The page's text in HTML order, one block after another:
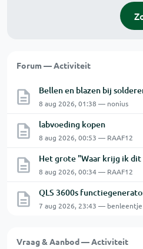
Forum — Activiteit
Bellen en blazen bij
8 aug 2026, 01:38 — nonius
labvoeding kopen
8 aug 2026, 00:53 — RAAF12
Het grote "Waar krijg ik
8 aug 2026, 00:34 — RAAF12
7 aug 2026, 23:43 — benleentje
Vraag & Aanbod — Activiteit